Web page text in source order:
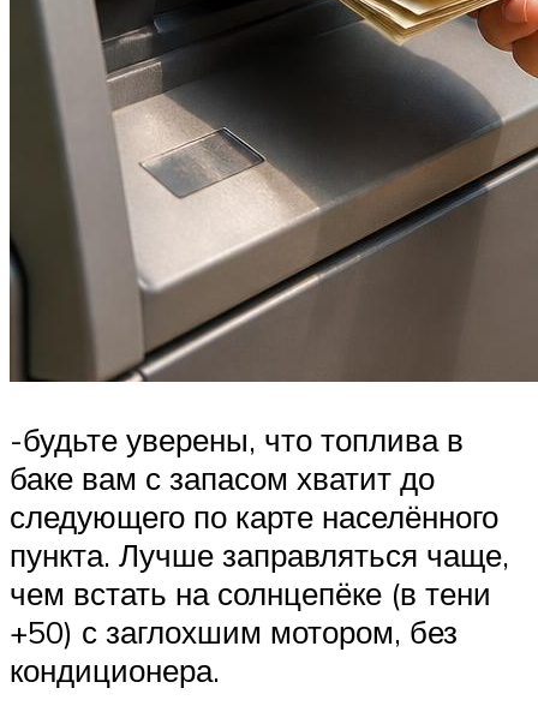
-будьте уверены, что топлива в
баке вам с запасом хватит до
следующего по карте населённого
пункта. Лучше заправляться чаще,
чем встать на солнцепёке (в тени
+50) с заглохшим мотором, без
кондиционера.